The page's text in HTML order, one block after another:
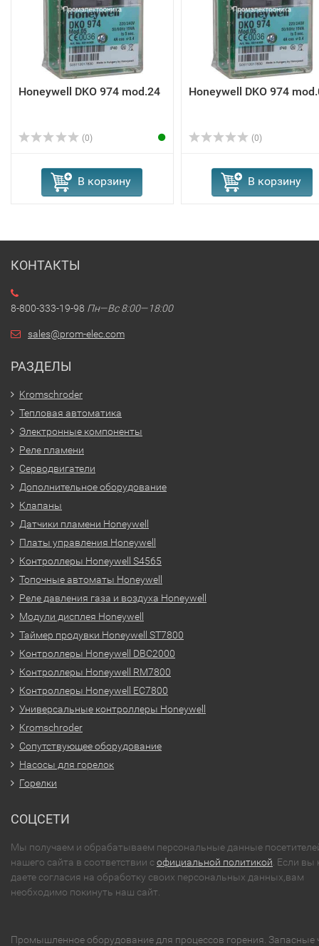
Honeywell DKO 974 mod.24
(0)
В корзину
Honeywell DKO 974
(0)
В корзину
КОНТАКТЫ
8-800-333-19-98 Пн—Вс 8:00—18:00
sales@prom-elec.com
РАЗДЕЛЫ
Kromschroder
Тепловая автоматика
Электронные компоненты
Реле пламени
Серводвигатели
Дополнительное оборудование
Клапаны
Датчики пламени Honeywell
Платы управления Honeywell
Контроллеры Honeywell S4565
Топочные автоматы Honeywell
Реле давления газа и воздуха Honeywell
Модули дисплея Honeywell
Таймер продувки Honeywell ST7800
Контроллеры Honeywell DBC2000
Контроллеры Honeywell RM7800
Контроллеры Honeywell EC7800
Универсальные контроллеры Honeywell
Kromschroder
Сопутствующее оборудование
Насосы для горелок
Горелки
СОЦСЕТИ
Мы получаем и обрабатываем персональные данные
нашего сайта в соответствии софициальной политикой . Если вы
даете согласия на обработку своих персональных данных,вам
необходимо покинуть наш сайт.
Промышленное оборудование для процессов горения. Запасные